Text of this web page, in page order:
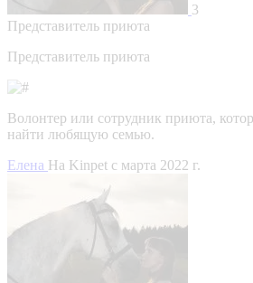
3
Представитель приюта
Представитель приюта
Волонтер или сотрудник приюта,
найти любящую семью.
Елена На Kinpet c марта 2022 г.